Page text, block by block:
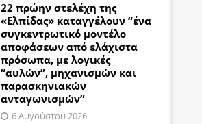
22 πρώην στελέχη της
«Ελπίδας» καταγγέλουν “ένα
συγκεντρωτικό μοντέλο
αποφάσεων από ελάχιστα
πρόσωπα, με λογικές
“αυλών”, μηχανισμών και
παρασκηνιακών
ανταγωνισμών”
6 Αυγούστου 2026